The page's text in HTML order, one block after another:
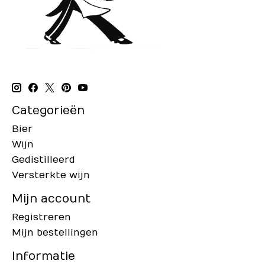
Categorieën
Bier
Wijn
Gedistilleerd
Versterkte wijn
Mijn account
Registreren
Mijn bestellingen
Informatie